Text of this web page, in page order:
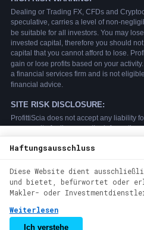
We use cookies to
website, you agree to
See ourCookie Policy
information.
Accept
Haftungsausschluss
Diese Website dient
und bietet, befürwortet oder
Makler- oder
Weiterlesen
Ich verstehe